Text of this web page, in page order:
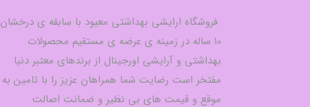
فروشگاه ارایشی بهداشتی معبود با سابقه ی درخشان
10 ساله در زمینه ی عرضه ی مستقیم محصولات
بهداشتی و آرایشی اورجینال از برندهای معتبر دنیا
مفتخر است رضایت شما همراهان عزیز را با تامین به
موقع و قیمت های بی نظیر و ضمانت اصالت